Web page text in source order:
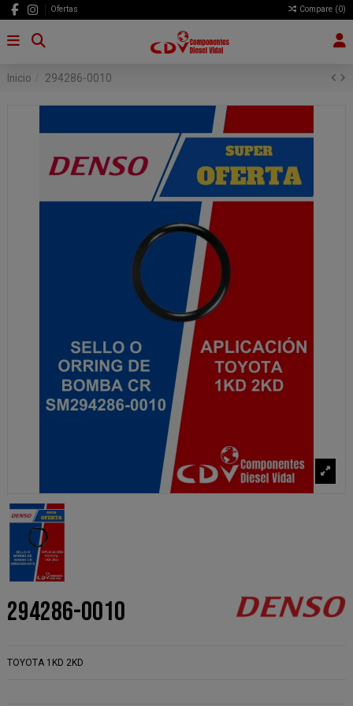
Ofertas Compare (0)
Inicio 294286-0010
294286-0010
TOYOTA 1KD 2KD